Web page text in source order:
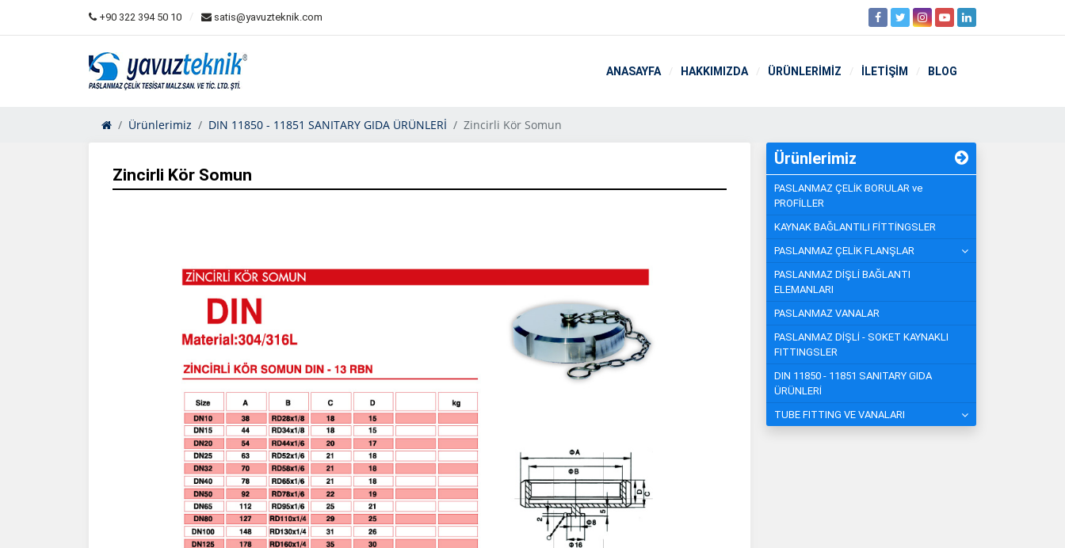
+90 322 394 50 10 satis@yavuzteknik.com
ANASAYFA HAKKIMIZDA ÜRÜNLERİMİZ İLETİŞİM BLOG
Ürünlerimiz DIN 11850 - 11851 SANITARY GIDA ÜRÜNLERİ Zincirli Kör Somun
Zincirli Kör Somun
Ürünlerimiz
PASLANMAZ ÇELİK BORULAR ve
PROFİLLER
KAYNAK BAĞLANTILI FİTTİNGSLER
PASLANMAZ ÇELİK FLANŞLAR
PASLANMAZ DİŞLİ BAĞLANTI
ELEMANLARI
PASLANMAZ VANALAR
PASLANMAZ DİŞLİ - SOKET KAYNAKLI
FITTINGSLER
DIN 11850 - 11851 SANITARY GIDA
ÜRÜNLERİ
TUBE FITTING VE VANALARI